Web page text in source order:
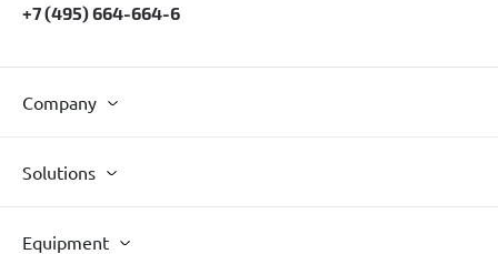
Другое
+7 (495) 664-664-6
Company
Solutions
Equipment